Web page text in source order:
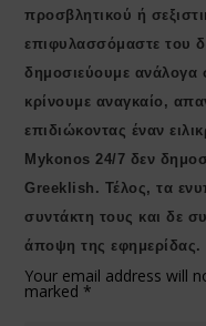
προσβλητικού ή
επιφυλασσόμαστε του
δημοσιεύουμε ανάλογα
κρίνουμε αναγκαίο,
επιδιώκοντας έναν
Μykonos 24/7 δεν
Greeklish. Τέλος, τα
συντάκτη τους και δε
άποψη της εφημερίδας.
Your email address will
marked *